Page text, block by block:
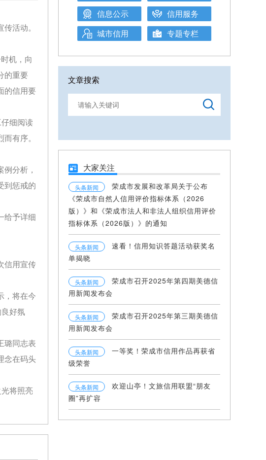
活动。
机，向
的重要
的信用要
细阅读
有序。
分析，
到惩戒的
给予详细
信用宣传
，将在今
好氛
璐同志表
念在码头
将照亮
信息公示
信用服务
城市信用
专题专栏
文章搜索
大家关注
头条新闻
荣成市发展和改革局关于公布
《荣成市自然人信用评价指标体系（2026
版）》和《荣成市法人和非法人组织信用评价
指标体系（2026版）》的通知
头条新闻
速看！信用知识答题活动获奖名
单揭晓
头条新闻
荣成市召开2025年第四期美德信
用新闻发布会
头条新闻
荣成市召开2025年第三期美德信
用新闻发布会
头条新闻
一等奖！荣成市信用作品再获省
级荣誉
头条新闻
欢迎山亭！文旅信用联盟“朋友
圈”再扩容